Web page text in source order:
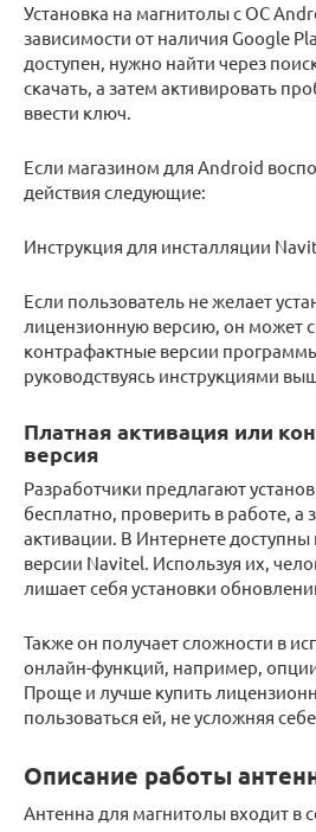
Установка на магнитолы с ОС
зависимости от наличия Google
доступен, нужно найти через
скачать, а затем активировать
ввести ключ.
Если магазином для Android
действия следующие:
Инструкция для инсталляции
Если пользователь не желает
лицензионную версию, он может
контрафактные версии
руководствуясь инструкциями
Платная активация или
версия
Разработчики предлагают
бесплатно, проверить в работе, а
активации. В Интернете
версии Navitel. Используя их,
лишает себя установки
Также он получает сложности в
онлайн-функций, например,
Проще и лучше купить
пользоваться ей, не усложняя
Описание работы
Антенна для магнитолы входит в